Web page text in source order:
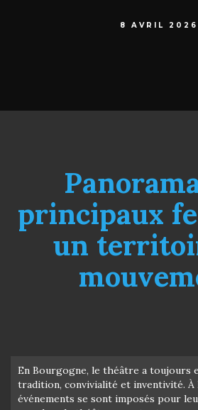
8 AVRIL 2026
principaux
un
En Bourgogne, le théâtre a toujours
tradition, convivialité et inventivité. À
événements se sont imposés pour